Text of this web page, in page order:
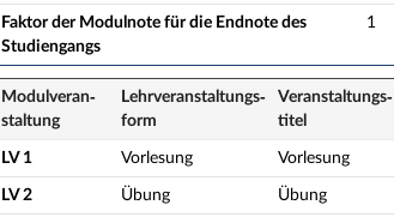
Faktor der Modulnote für die Endnote des
Studiengangs
1
Modulveran­
staltung
Lehrveranstaltungs­
form
Veranstaltungs­
titel
LV 1 Vorlesung Vorlesung
LV 2 Übung Übung